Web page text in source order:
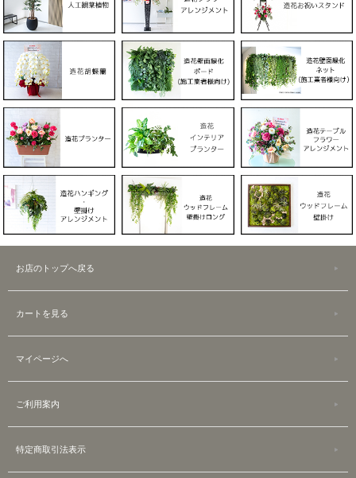
お店のトップへ戻る
カートを見る
マイページへ
ご利用案内
特定商取引法表示